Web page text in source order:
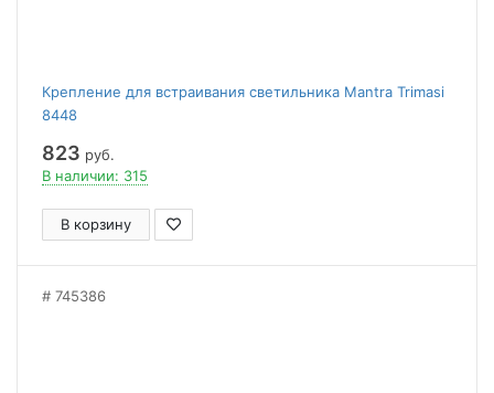
Крепление для встраивания светильника Mantra Trimasi
8448
823 руб.
В наличии: 315
В корзину
745386